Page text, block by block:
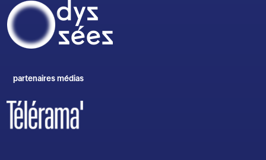
partenaires médias